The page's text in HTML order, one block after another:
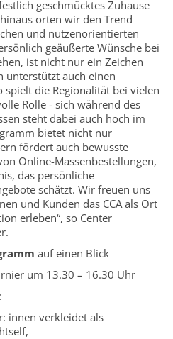
geschmücktes Zuhause
orten wir den Trend
und nutzenorientierten
geäußerte Wünsche bei
ist nicht nur ein Zeichen
unterstützt auch einen
spielt die Regionalität bei vielen
Rolle - sich während des
steht dabei auch hoch im
bietet nicht nur
fördert auch bewusste
Online-Massenbestellungen,
das persönliche
schätzt. Wir freuen uns
und Kunden das CCA als Ort
erleben“, so Center
auf einen Blick
um 13.30 – 16.30 Uhr
innen verkleidet als